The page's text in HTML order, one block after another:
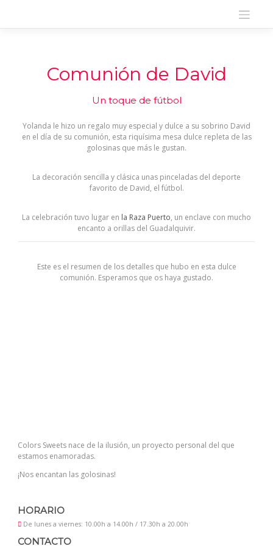
Comunión de David
Un toque de fútbol
Yolanda le hizo un regalo muy especial y dulce a su sobrino David
en el día de su comunión, esta riquísima mesa dulce repleta de las
golosinas que más le gustan.
La decoración sencilla y clásica unas pinceladas del deporte
favorito de David, el fútbol.
La celebración tuvo lugar en la Raza Puerto, un enclave con mucho
encanto a orillas del Guadalquivir.
Este es el resumen de los detalles que hubo en esta dulce
comunión. Esperamos que os haya gustado.
Colors Sweets nace de la ilusión, un proyecto personal del que
estamos enamoradas.
¡Nos encantan las golosinas!
HORARIO
De lunes a viernes: 10.00h a 14.00h / 17.30h a 20.00h
CONTACTO